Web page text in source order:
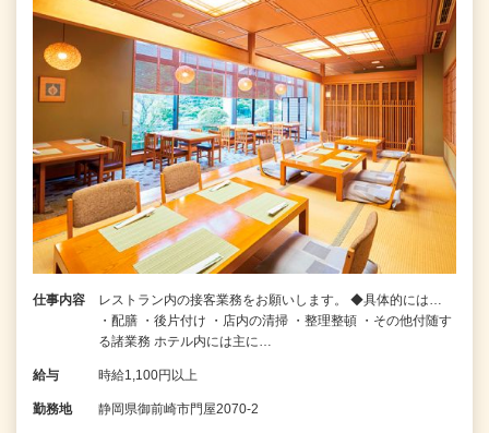
仕事内容
レストラン内の接客業務をお願いします。 ◆具体的には…
・配膳 ・後片付け ・店内の清掃 ・整理整頓 ・その他付随す
る諸業務 ホテル内には主に…
給与 時給1,100円以上
勤務地 静岡県御前崎市門屋2070-2